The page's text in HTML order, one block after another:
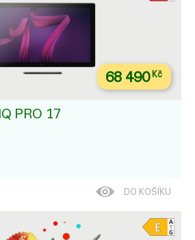
68 490Kč
PRO 17
DO KOŠÍKU